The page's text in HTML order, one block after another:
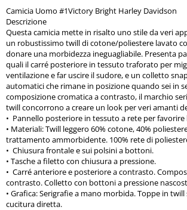
manica a contrasto. Colletto con bottoni a
nascosti Polsini regolabili.
•Grafica:Serigrafie a mano morbida.
stampate, con cucitura diretta.
Camicia Uomo #1Victory Bright Harley Davidson
Descrizione
Questa camicia mette in risalto uno stile da veri
un robustissimo twill di cotone/poliestere lavato
donare una morbidezza ineguagliabile. Presenta
quali il carré posteriore in tessuto traforato per
ventilazione e far uscire il sudore, e un colletto
automatici che rimane in posizione quando sei in
composizione cromatica a contrasto, il marchio
twill concorrono a creare un look per veri amanti
• Pannello posteriore in tessuto a rete per favorire
• Materiali:Twill leggero 60% cotone, 40%
trattamento ammorbidente. 100% rete di
• Chiusura frontale e sui polsini a bottoni.
• Tasche a filetto con chiusura a pressione.
• Carré anteriore e posteriore a contrasto.
contrasto. Colletto con bottoni a pressione
• Grafica:Serigrafie a mano morbida. Toppe in
cucitura diretta.